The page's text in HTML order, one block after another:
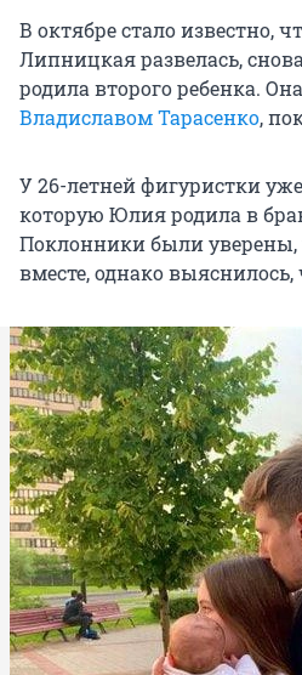
В октябре стало известно,
Липницкая развелась,
родила второго ребенка. Она
Владиславом Тарасенко,
У 26-летней фигуристки
которую Юлия родила в
Поклонники были уверены,
вместе, однако выяснилось,